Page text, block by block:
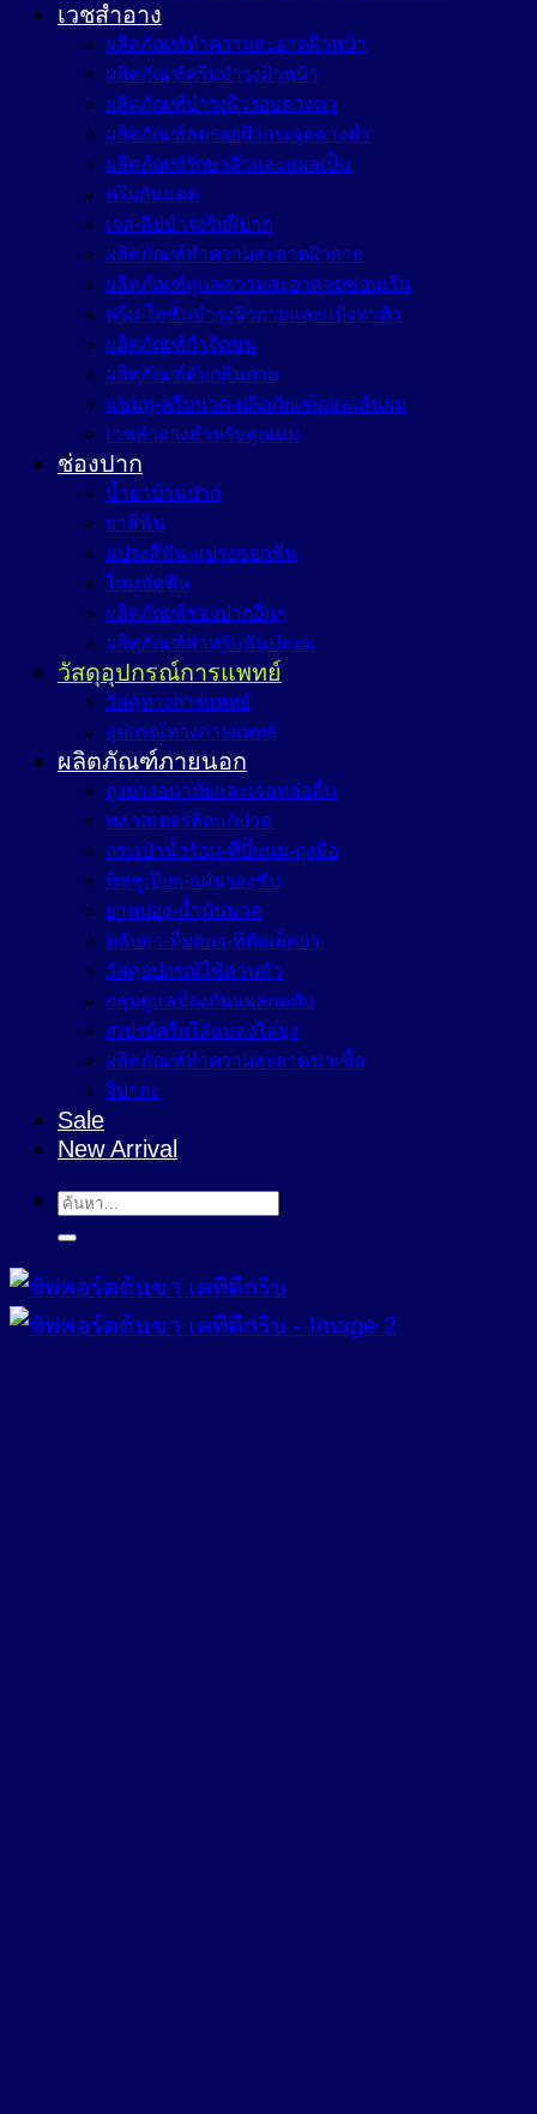
เวชสำอาง
ผลิตภัณฑ์ทำความสะอาดผิวหน้า
ผลิตภัณฑ์ครีมบำรุงผิวหน้า
ผลิตภัณฑ์บำรุงผิวรอบดวงตา
ผลิตภัณฑ์ลดรอยฝ้ากระจุดด่างดำ
ผลิตภัณฑ์รักษาสิวและแผลเป็น
ครีมกันแดด
เจล-ลิปบำรุงริมฝีปาก
ผลิตภัณฑ์ทำความสะอาดผิวกาย
ผลิตภัณฑ์ดูแลความสะอาดจุดซ่อนเร้น
ครีม-โลชั่นบำรุงผิวกายและแป้งทาตัว
ผลิตภัณฑ์กำจัดขน
ผลิตภัณฑ์ดับกลิ่นกาย
แชมพู-ครีมนวด-ผลิตภัณฑ์ดูแลเส้นผม
เวชสำอางสำหรับคุณแม่
ช่องปาก
น้ำยาบ้วนปาก
ยาสีฟัน
แปรงสีฟัน-แปรงซอกฟัน
ไหมขัดฟัน
ผลิตภัณฑ์ช่องปากอื่นๆ
ผลิตภัณฑ์สำหรับฟันปลอม
วัสดุอุปกรณ์การแพทย์
วัสดุทางการแพทย์
อุปกรณ์ทางการแพทย์
ผลิตภัณฑ์ภายนอก
ถุงยางอนามัยและเจลหล่อลื่น
พลาสเตอร์ติดแก้ปวด
กระเป๋าน้ำร้อน-ที่ปั๊มนม-ถุงมือ
ทิชชูเปียก-แผ่นรองซับ
ยาหม่อง-น้ำมันนวด
ตลับยา-ที่บดยา-ที่ตัดเม็ดยา
วัสดุอุปกรณ์ใช้ส่วนตัว
กลุ่มดูแลป้องกันแผลกดทับ
สเปรย์ครีมไล่แมลงไล่ยุง
ผลิตภัณฑ์ทำความสะอาดฆ่าเชื้อ
จิปาถะ
Sale
New Arrival
ค้นหา: